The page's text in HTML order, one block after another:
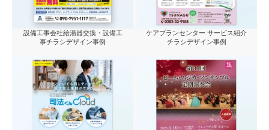
設備工事会社給湯器交換・設備工
事チラシデザイン事例
ケアプランセンター サービス紹介
チラシデザイン事例